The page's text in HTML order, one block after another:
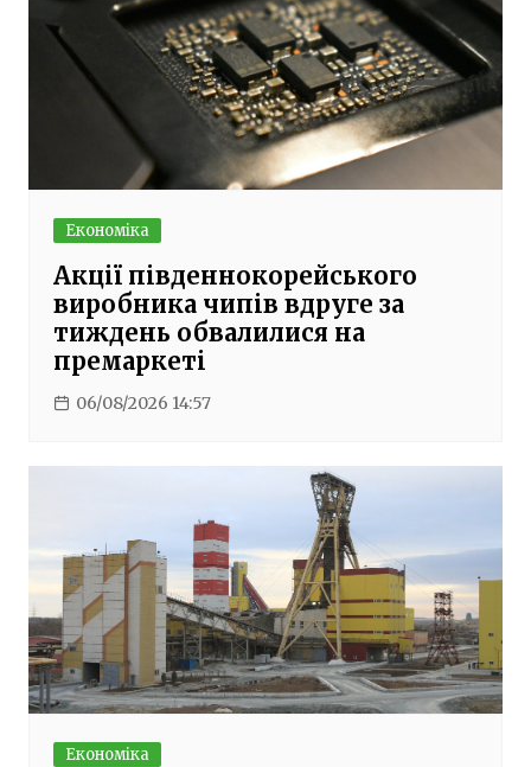
Економіка
Акції південнокорейського
виробника чипів вдруге за
тиждень обвалилися на
премаркеті
06/08/2026 14:57
Економіка